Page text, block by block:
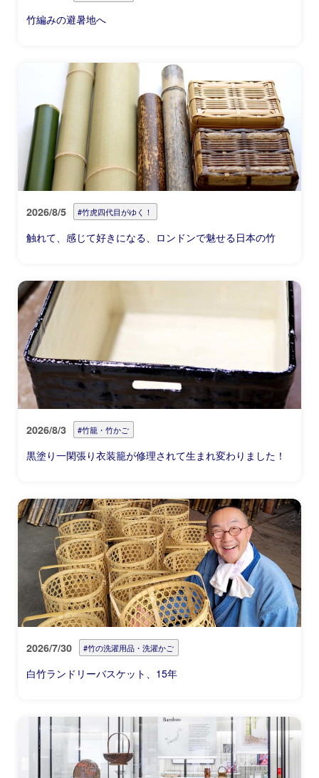
竹編みの避暑地へ
2026/8/5 #竹虎四代目がゆく！
触れて、感じて好きになる、ロンドンで魅せる日本の竹
2026/8/3 #竹籠・竹かご
黒塗り一閑張り衣装籠が修理されて生まれ変わりました！
2026/7/30 #竹の洗濯用品・洗濯かご
白竹ランドリーバスケット、15年